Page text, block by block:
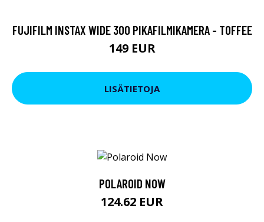
FUJIFILM INSTAX WIDE 300 PIKAFILMIKAMERA - TOFFEE
149 EUR
LISÄTIETOJA
POLAROID NOW
124.62 EUR